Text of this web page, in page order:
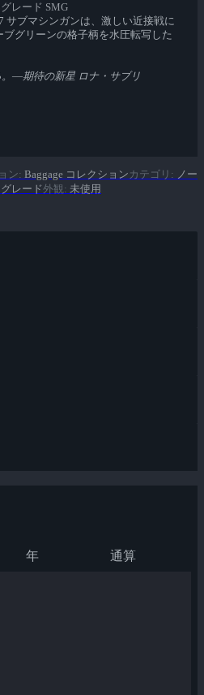
レード SMG
サブマシンガンは、激しい近接戦に
グリーンの格子柄を水圧転写した
―期待の新星 ロナ・サブリ
ン: Baggage コレクション カテゴリ : ノー
レード外観: 未使用
年 通算